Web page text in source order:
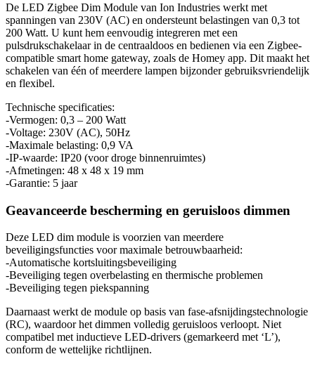
De LED Zigbee Dim Module van Ion Industries werkt met
spanningen van 230V (AC) en ondersteunt belastingen van 0,3 tot
200 Watt. U kunt hem eenvoudig integreren met een
pulsdrukschakelaar in de centraaldoos en bedienen via een Zigbee-
compatible smart home gateway, zoals de Homey app. Dit maakt het
schakelen van één of meerdere lampen bijzonder gebruiksvriendelijk
en flexibel.
Technische specificaties:
-Vermogen: 0,3 – 200 Watt
-Voltage: 230V (AC), 50Hz
-Maximale belasting: 0,9 VA
-IP-waarde: IP20 (voor droge binnenruimtes)
-Afmetingen: 48 x 48 x 19 mm
-Garantie: 5 jaar
Geavanceerde bescherming en geruisloos dimmen
Deze LED dim module is voorzien van meerdere
beveiligingsfuncties voor maximale betrouwbaarheid:
-Automatische kortsluitingsbeveiliging
-Beveiliging tegen overbelasting en thermische problemen
-Beveiliging tegen piekspanning
Daarnaast werkt de module op basis van fase-afsnijdingstechnologie
(RC), waardoor het dimmen volledig geruisloos verloopt. Niet
compatibel met inductieve LED-drivers (gemarkeerd met ‘L’),
conform de wettelijke richtlijnen.